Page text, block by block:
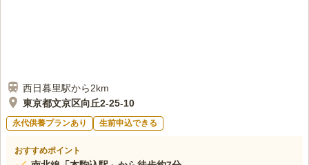
西日暮里駅から2km
東京都文京区向丘2-25-10
永代供養プランあり 生前申込できる
おすすめポイント